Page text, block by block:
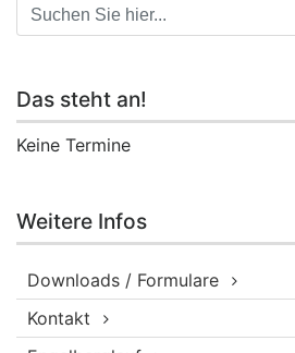
Das steht an!
Keine Termine
Weitere Infos
Downloads / Formulare
Kontakt